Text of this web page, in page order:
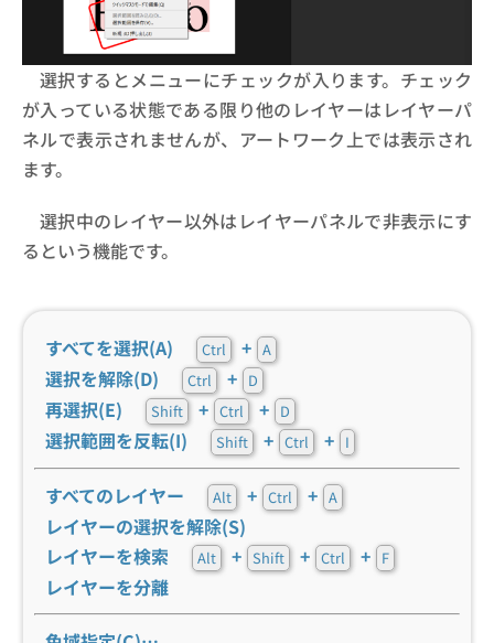
すべてを選択(A) Ctrl + A
選択を解除(D) Ctrl + D
再選択(E) Shift + Ctrl + D
選択範囲を反転(I) Shift + Ctrl + I
すべてのレイヤー Alt + Ctrl + A
レイヤーの選択を解除(S)
レイヤーを検索
Alt + Shift + Ctrl + F
レイヤーを分離
選択するとメニューにチェックが入ります。チェック
が入っている状態である限り他のレイヤーはレイヤーパ
ネルで表示されませんが、アートワーク上では表示され
ます。
選択中のレイヤー以外はレイヤーパネルで非表示にす
るという機能です。